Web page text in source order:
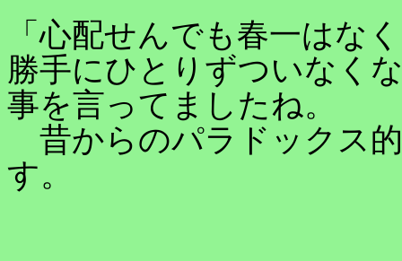
「心配せんでも春一はな
勝手にひとりずついなく
事を言ってましたね。
昔からのパラドックス
す。